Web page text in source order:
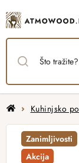
to
content
HomeKuhinjsko
Zanimljivosti
Akcija